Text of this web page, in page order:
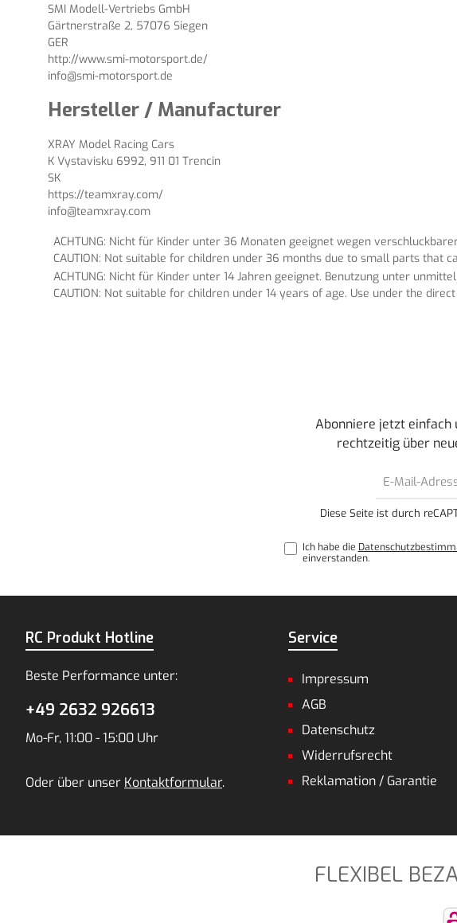
SMI Modell-Vertriebs GmbH
Gärtnerstraße 2, 57076 Siegen
GER
http://www.smi-motorsport.de/
info@smi-motorsport.de
Hersteller / Manufacturer
XRAY Model Racing Cars
K Vystavisku 6992, 911 01 Trencin
SK
https://teamxray.com/
info@teamxray.com
ACHTUNG: Nicht für Kinder unter 36 Monaten geeignet wegen
CAUTION: Not suitable for children under 36 months due to small parts that
ACHTUNG: Nicht für Kinder unter 14 Jahren geeignet. Benutzung unter
CAUTION: Not suitable for children under 14 years of age. Use under the
Abonniere jetzt einfach
rechtzeitig über
Diese Seite ist durch
Ich habe die
einverstanden.
RC Produkt Hotline
Beste Performance unter:
+49 2632 926613
Mo-Fr, 11:00 - 15:00 Uhr
Oder über unser Kontaktformular.
Service
Impressum
AGB
Datenschutz
Widerrufsrecht
Reklamation / Garantie
FLEXIBEL